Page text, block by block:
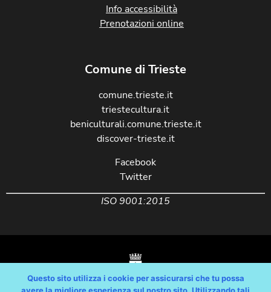
Info accessibilità
Prenotazioni online
Comune di Trieste
comune.trieste.it
triestecultura.it
beniculturali.comune.trieste.it
discover-trieste.it
Facebook
Twitter
ISO 9001:2015
Questo sito utilizza i cookie per assicurarsi che tu possa